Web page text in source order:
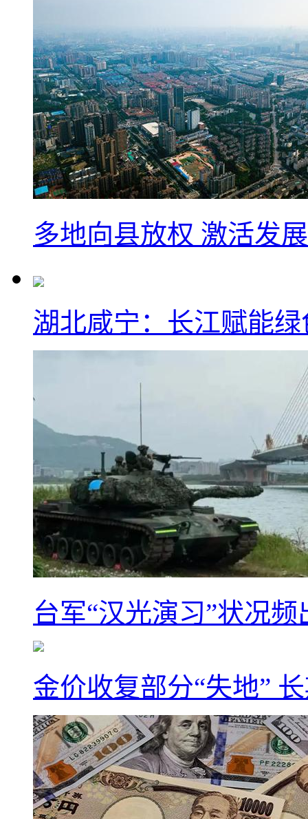
多地向县放权 激活发
湖北咸宁：长江赋能
台军“汉光演习”状况
金价收复部分“失地”